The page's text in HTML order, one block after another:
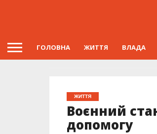
ГОЛОВНА ЖИТТЯ ВЛАДА
ЖИТТЯ
Воєнний
допомогу